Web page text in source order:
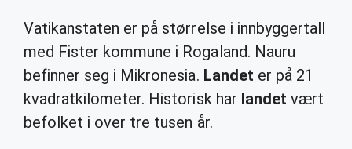
Vatikanstaten er på størrelse i innbyggertall
med Fister kommune i Rogaland. Nauru
befinner seg i Mikronesia. Landet er på 21
kvadratkilometer. Historisk har landet vært
befolket i over tre tusen år.